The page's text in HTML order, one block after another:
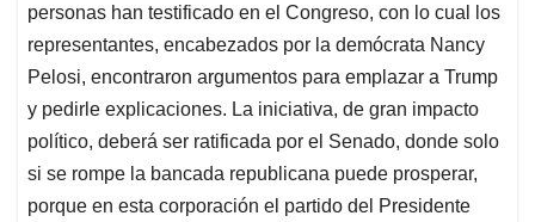
personas han testificado en el Congreso, con lo cual los
representantes, encabezados por la demócrata Nancy
Pelosi, encontraron argumentos para emplazar a Trump
y pedirle explicaciones. La iniciativa, de gran impacto
político, deberá ser ratificada por el Senado, donde solo
si se rompe la bancada republicana puede prosperar,
porque en esta corporación el partido del Presidente